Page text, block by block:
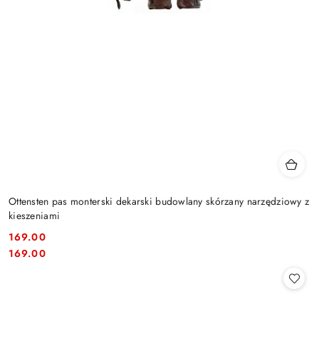
Ottensten pas monterski dekarski budowlany skórzany narzędziowy z
kieszeniami
Cena:
169.00
Cena:
169.00